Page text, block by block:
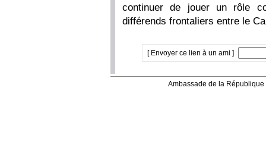
continuer de jouer un rôle
différends frontaliers entre le
[ Envoyer ce lien à un ami ]
Ambassade de la